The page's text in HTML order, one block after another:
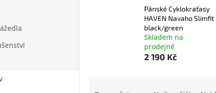
Pánské Cyklokraťasy
HAVEN Navaho Slimfit
black/green
Skladem na
prodejně
2 190 Kč